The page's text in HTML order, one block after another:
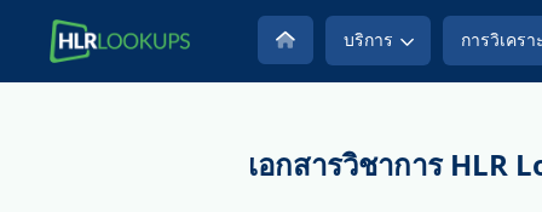
บริการ การวิเคร
เอกสารวิชาการ HLR